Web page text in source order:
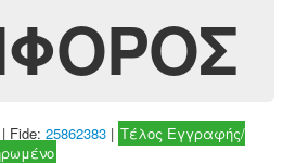
Fide: 25862383 | Τέλος Εγγραφής/